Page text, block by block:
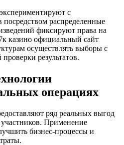
с
посредством распределенные
фиксируют права на
казино официальный сайт
осуществлять выборы с
результатов.
операциях
ряд реальных выгод
Применение
бизнес-процессы и